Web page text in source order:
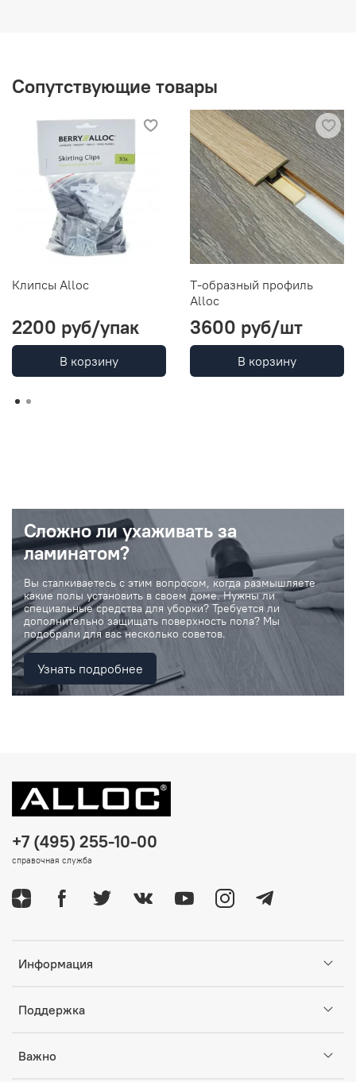
Сопутствующие товары
Клипсы Alloc
2200 руб/упак
В корзину
Т-образный профиль
Alloc
3600 руб/шт
В корзину
Сложно ли ухаживать за
ламинатом?
Вы сталкиваетесь с этим вопросом, когда размышляете
какие полы установить в своем доме. Нужны ли
специальные средства для уборки? Требуется ли
дополнительно защищать поверхность пола? Мы
подобрали для вас несколько советов.
Узнать подробнее
Информация
Поддержка
Важно
+7 (495) 255-10-00
справочная служба